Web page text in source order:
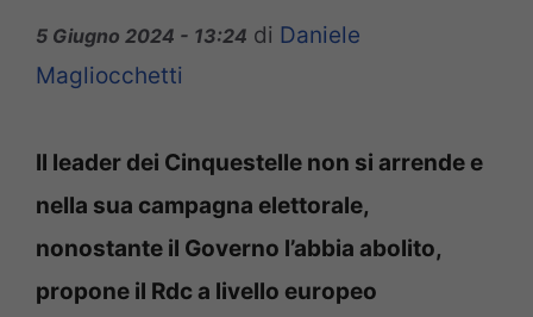
5 Giugno 2024 - 13:24 di Daniele
Magliocchetti
Il leader dei Cinquestelle non si arrende e
nella sua campagna elettorale,
nonostante il Governo l’abbia abolito,
propone il Rdc a livello europeo